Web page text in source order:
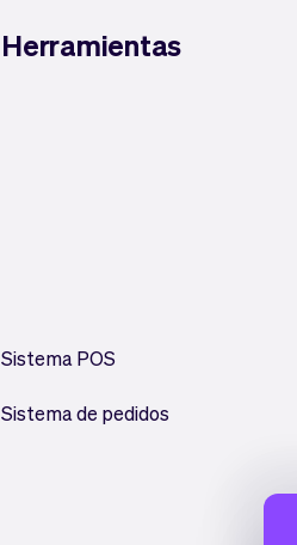
Herramientas
Sistema POS
Sistema de pedidos